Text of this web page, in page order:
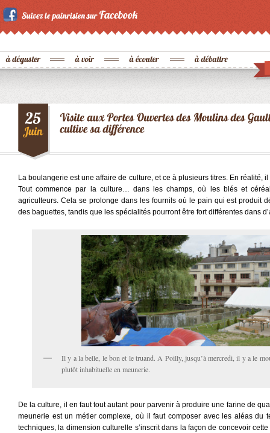
La boulangerie est une affaire de culture, et ce à plusieurs titres. En réalité,
Tout commence par la culture… dans les champs, où les blés et
agriculteurs. Cela se prolonge dans les fournils où le pain qui est produit
des baguettes, tandis que les spécialités pourront être fort différentes dans
Il y a la belle, le bon et le truand. A Poilly, jusqu’à mercredi, il y a le
plutôt inhabituelle en meunerie.
De la culture, il en faut tout autant pour parvenir à produire une farine de
meunerie est un métier complexe, où il faut composer avec les aléas du
techniques, la dimension culturelle s’inscrit dans la façon de concevoir